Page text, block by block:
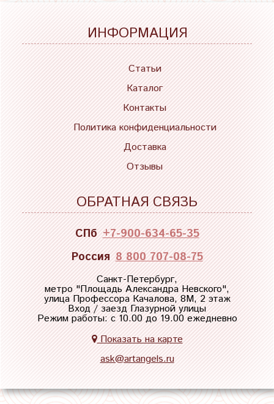
ИНФОРМАЦИЯ
Статьи
Каталог
Контакты
Политика конфиденциальности
Доставка
Отзывы
ОБРАТНАЯ СВЯЗЬ
СПб +7-900-634-65-35
Россия 8 800 707-08-75
Санкт-Петербург,
метро "Площадь Александра Невского",
улица Профессора Качалова, 8М, 2 этаж
Вход / заезд Глазурной улицы
Режим работы: с 10.00 до 19.00 ежедневно
Показать на карте
ask@artangels.ru